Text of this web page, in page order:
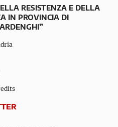
RESISTENZA E DELLA
IN PROVINCIA DI